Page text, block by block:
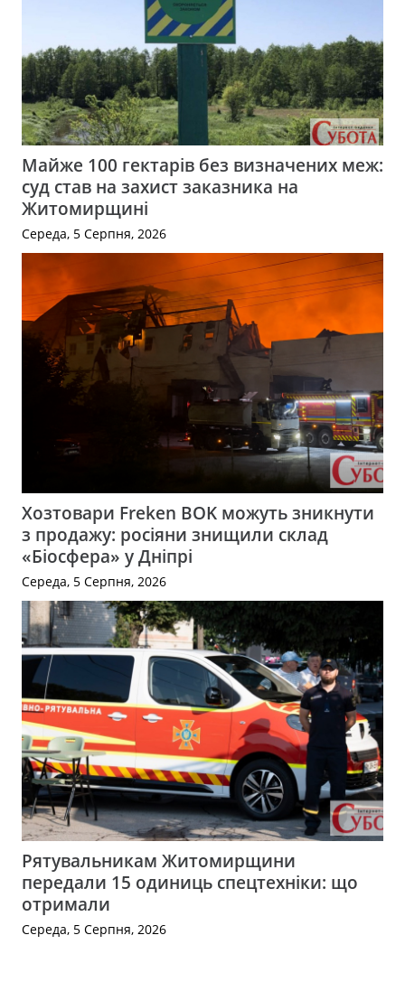
Майже 100 гектарів без визначених меж:
суд став на захист заказника на
Житомирщині
Середа, 5 Серпня, 2026
Хозтовари Freken BOK можуть зникнути
з продажу: росіяни знищили склад
«Біосфера» у Дніпрі
Середа, 5 Серпня, 2026
Рятувальникам Житомирщини
передали 15 одиниць спецтехніки: що
отримали
Середа, 5 Серпня, 2026